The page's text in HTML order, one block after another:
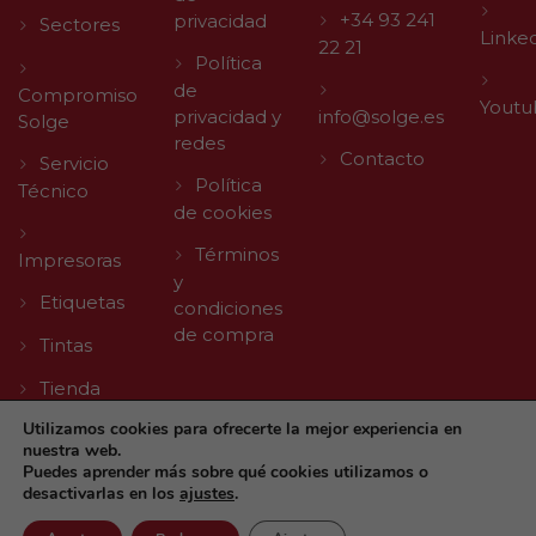
Sectores
Compromiso
Solge
Servicio
Técnico
Impresoras
Etiquetas
Tintas
Tienda
privacidad
Política
de
privacidad y
redes
Política
de cookies
Términos
y
condiciones
de compra
+34 93 241
22 21
info@solge.es
Contacto
© 2026 Solge | Made with byAgencia Digital TLL
Utilizamos cookies para ofrecerte la mejor experiencia en
nuestra web.
Puedes aprender más sobre qué cookies utilizamos o
desactivarlas en los ajustes.